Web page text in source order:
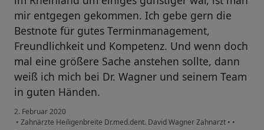
mir entgegen gekommen. Ich gebe gern die
Bestnote für gutes Terminmanagement,
Freundlichkeit und Kompetenz. Und wenn doch
mal eine größere Sache anstehen sollte, dann
weiß ich mich bei Dr. Wagner und seinem Team
in guten Händen.
2. Februar 2020
• Zahnärzte Heiligenbreite Dr.med.dent. David Wagner Zahnarzt • •